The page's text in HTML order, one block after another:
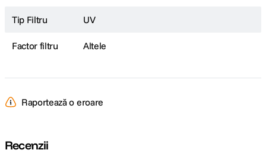
Tip Filtru UV
Factor filtru Altele
Raportează o eroare
Recenzii